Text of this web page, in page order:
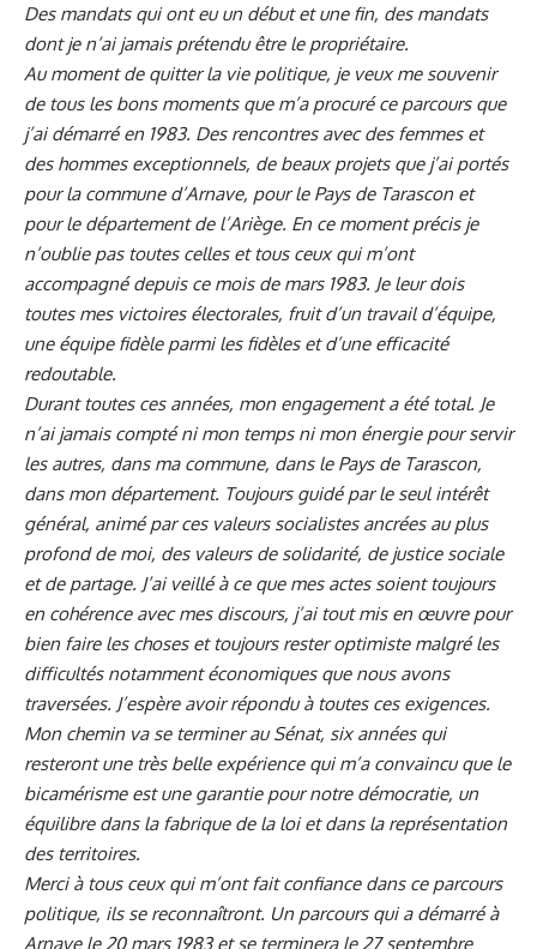
Des mandats qui ont eu un début et une fin, des mandats
dont je n’ai jamais prétendu être le propriétaire.
Au moment de quitter la vie politique, je veux me souvenir
de tous les bons moments que m’a procuré ce parcours que
j’ai démarré en 1983. Des rencontres avec des femmes et
des hommes exceptionnels, de beaux projets que j’ai portés
pour la commune d’Arnave, pour le Pays de Tarascon et
pour le département de l’Ariège. En ce moment précis je
n’oublie pas toutes celles et tous ceux qui m’ont
accompagné depuis ce mois de mars 1983. Je leur dois
toutes mes victoires électorales, fruit d’un travail d’équipe,
une équipe fidèle parmi les fidèles et d’une efficacité
redoutable.
Durant toutes ces années, mon engagement a été total. Je
n’ai jamais compté ni mon temps ni mon énergie pour servir
les autres, dans ma commune, dans le Pays de Tarascon,
dans mon département. Toujours guidé par le seul intérêt
général, animé par ces valeurs socialistes ancrées au plus
profond de moi, des valeurs de solidarité, de justice sociale
et de partage. J’ai veillé à ce que mes actes soient toujours
en cohérence avec mes discours, j’ai tout mis en œuvre pour
bien faire les choses et toujours rester optimiste malgré les
difficultés notamment économiques que nous avons
traversées. J’espère avoir répondu à toutes ces exigences.
Mon chemin va se terminer au Sénat, six années qui
resteront une très belle expérience qui m’a convaincu que le
bicamérisme est une garantie pour notre démocratie, un
équilibre dans la fabrique de la loi et dans la représentation
des territoires.
Merci à tous ceux qui m’ont fait confiance dans ce parcours
politique, ils se reconnaîtront. Un parcours qui a démarré à
Arnave le 20 mars 1983 et se terminera le 27 septembre